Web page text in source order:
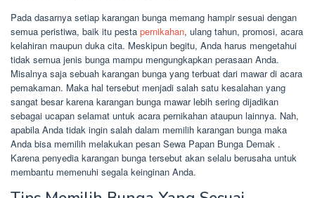
Pada dasarnya setiap karangan bunga memang hampir sesuai dengan
semua peristiwa, baik itu pesta pernikahan, ulang tahun, promosi, acara
kelahiran maupun duka cita. Meskipun begitu, Anda harus mengetahui
tidak semua jenis bunga mampu mengungkapkan perasaan Anda.
Misalnya saja sebuah karangan bunga yang terbuat dari mawar di acara
pemakaman. Maka hal tersebut menjadi salah satu kesalahan yang
sangat besar karena karangan bunga mawar lebih sering dijadikan
sebagai ucapan selamat untuk acara pernikahan ataupun lainnya. Nah,
apabila Anda tidak ingin salah dalam memilih karangan bunga maka
Anda bisa memilih melakukan pesan Sewa Papan Bunga Demak .
Karena penyedia karangan bunga tersebut akan selalu berusaha untuk
membantu memenuhi segala keinginan Anda.